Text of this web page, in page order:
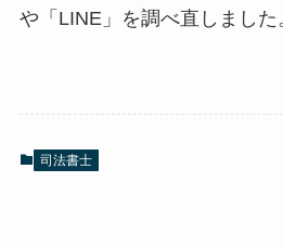
や「LINE」を調べ直しました
司法書士